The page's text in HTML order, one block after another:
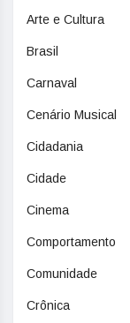
Arte e Cultura
Brasil
Carnaval
Cenário Musical
Cidadania
Cidade
Cinema
Comportamento
Comunidade
Crônica